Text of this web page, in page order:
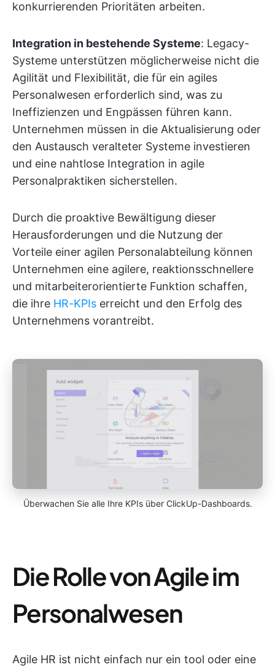
konkurrierenden Prioritäten arbeiten.
Integration in bestehende Systeme: Legacy-
Systeme unterstützen möglicherweise nicht die
Agilität und Flexibilität, die für ein agiles
Personalwesen erforderlich sind, was zu
Ineffizienzen und Engpässen führen kann.
Unternehmen müssen in die Aktualisierung oder
den Austausch veralteter Systeme investieren
und eine nahtlose Integration in agile
Personalpraktiken sicherstellen.
Durch die proaktive Bewältigung dieser
Herausforderungen und die Nutzung der
Vorteile einer agilen Personalabteilung können
Unternehmen eine agilere, reaktionsschnellere
und mitarbeiterorientierte Funktion schaffen,
die ihre HR-KPIs erreicht und den Erfolg des
Unternehmens vorantreibt.
Überwachen Sie alle Ihre KPIs über ClickUp-Dashboards.
Die Rolle von Agile im
Personalwesen
Agile HR ist nicht einfach nur ein tool oder eine